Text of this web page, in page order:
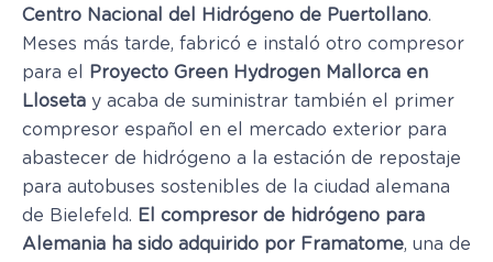
Centro Nacional del Hidrógeno de Puertollano.
Meses más tarde, fabricó e instaló otro compresor
para el
Proyecto Green Hydrogen Mallorca en
Lloseta y acaba de suministrar también el primer
compresor español en el mercado exterior para
abastecer de hidrógeno a la estación de repostaje
para autobuses sostenibles de la ciudad alemana
de Bielefeld. El compresor de hidrógeno para
Alemania ha sido adquirido por Framatome, una de